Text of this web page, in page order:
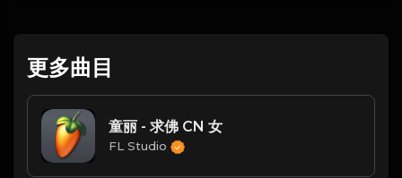
更多曲目
童丽 - 求佛 CN 女
FL Studio